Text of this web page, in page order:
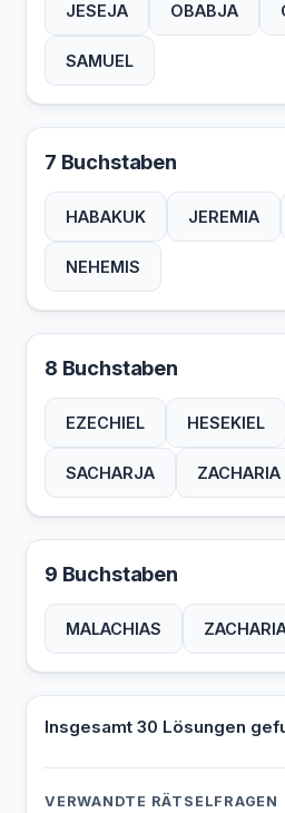
JESEJA OBABJA
SAMUEL
7 Buchstaben
HABAKUK JEREMIA
NEHEMIS
8 Buchstaben
EZECHIEL HESEKIEL
SACHARJA ZACHARIA
9 Buchstaben
MALACHIAS
Insgesamt 30 Lösungen
VERWANDTE RÄTSELFRAGEN